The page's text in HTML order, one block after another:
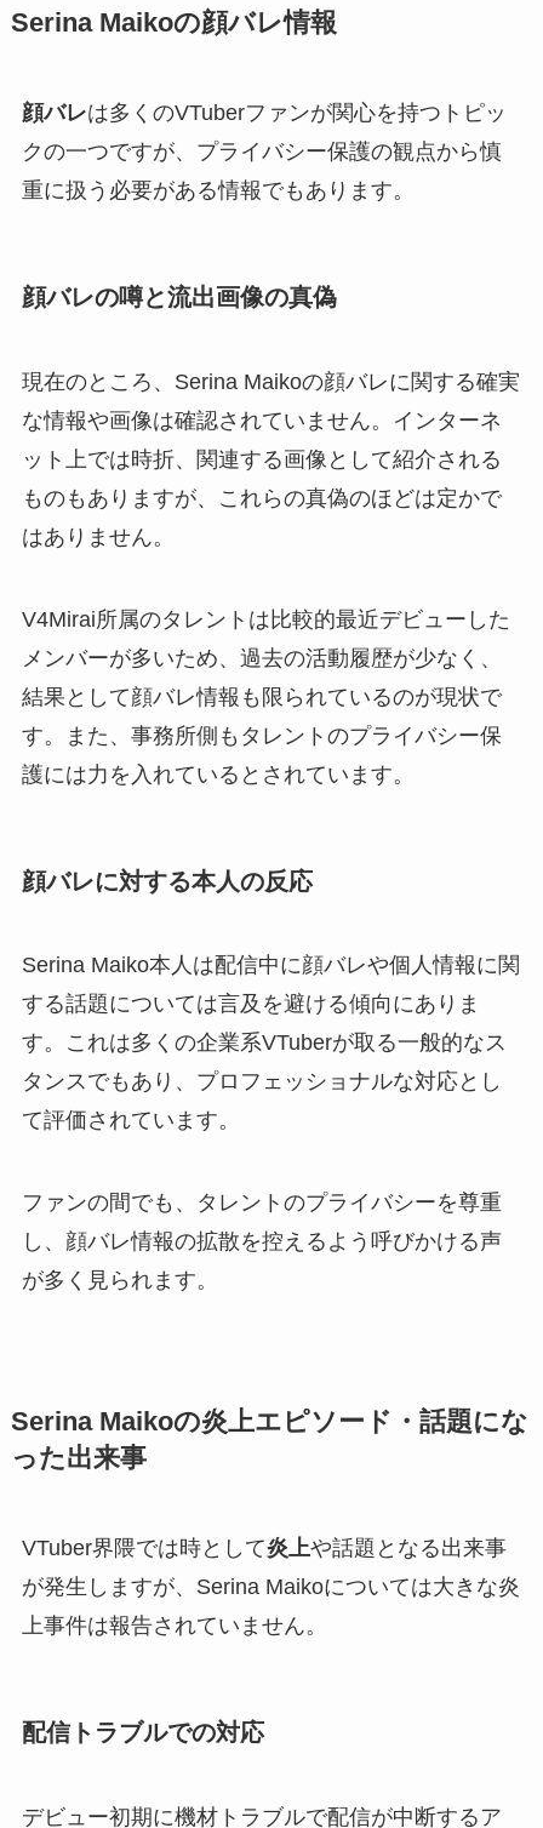
Serina Maikoの顔バレ情報
顔バレは多くのVTuberファンが関心を持つトピッ
クの一つですが、プライバシー保護の観点から慎
重に扱う必要がある情報でもあります。
顔バレの噂と流出画像の真偽
現在のところ、Serina Maikoの顔バレに関する確実
な情報や画像は確認されていません。インターネ
ット上では時折、関連する画像として紹介される
ものもありますが、これらの真偽のほどは定かで
はありません。
V4Mirai所属のタレントは比較的最近デビューした
メンバーが多いため、過去の活動履歴が少なく、
結果として顔バレ情報も限られているのが現状で
す。また、事務所側もタレントのプライバシー保
護には力を入れているとされています。
顔バレに対する本人の反応
Serina Maiko本人は配信中に顔バレや個人情報に関
する話題については言及を避ける傾向にありま
す。これは多くの企業系VTuberが取る一般的なス
タンスでもあり、プロフェッショナルな対応とし
て評価されています。
ファンの間でも、タレントのプライバシーを尊重
し、顔バレ情報の拡散を控えるよう呼びかける声
が多く見られます。
Serina Maikoの炎上エピソード・話題にな
った出来事
VTuber界隈では時として炎上や話題となる出来事
が発生しますが、Serina Maikoについては大きな炎
上事件は報告されていません。
配信トラブルでの対応
デビュー初期に機材トラブルで配信が中断するア